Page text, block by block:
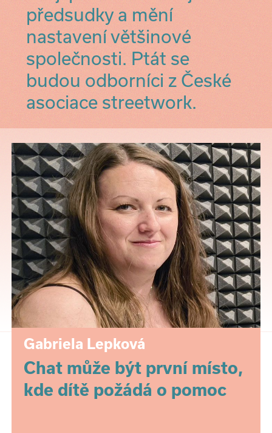
předsudky a mění
nastavení většinové
společnosti. Ptát se
budou odborníci z České
asociace streetwork.
Gabriela Lepková
Chat může být první místo,
kde dítě požádá o pomoc